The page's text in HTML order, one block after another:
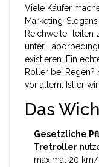
Viele Käufer
Marketing-
Reichweite“ leiten
unter
existieren. Ein
Roller bei Regen?
vor allem: Ist er
Das
Gesetzliche
Tretroller
maximal 20